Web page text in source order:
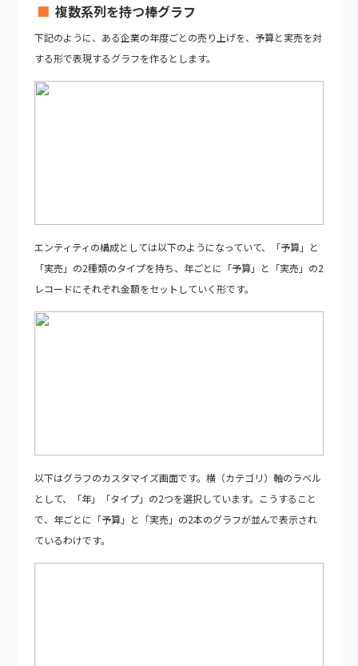
複数系列を持つ棒グラフ
下記のように、ある企業の年度ごとの売り上げを、予算と実売を対
する形で表現するグラフを作るとします。
エンティティの構成としては以下のようになっていて、「予算」と
「実売」の2種類のタイプを持ち、年ごとに「予算」と「実売」の2
レコードにそれぞれ金額をセットしていく形です。
以下はグラフのカスタマイズ画面です。横（カテゴリ）軸のラベル
として、「年」「タイプ」の2つを選択しています。こうすること
で、年ごとに「予算」と「実売」の2本のグラフが並んで表示され
ているわけです。